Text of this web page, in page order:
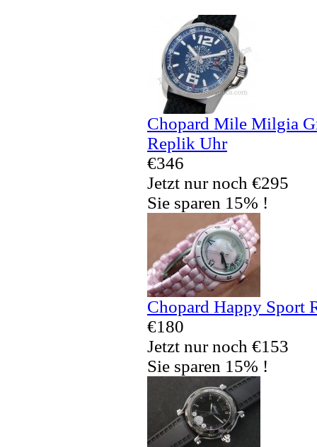
Chopard Mile Milgia
Replik Uhr
€346
Jetzt nur noch €295
Sie sparen 15% !
Chopard Happy Sport
€180
Jetzt nur noch €153
Sie sparen 15% !